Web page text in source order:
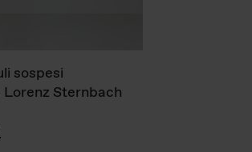
sospesi
Sternbach